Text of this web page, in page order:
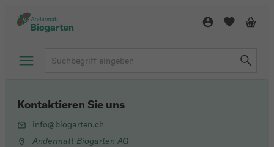
Kontaktieren Sie uns
info@biogarten.ch
Andermatt Biogarten AG